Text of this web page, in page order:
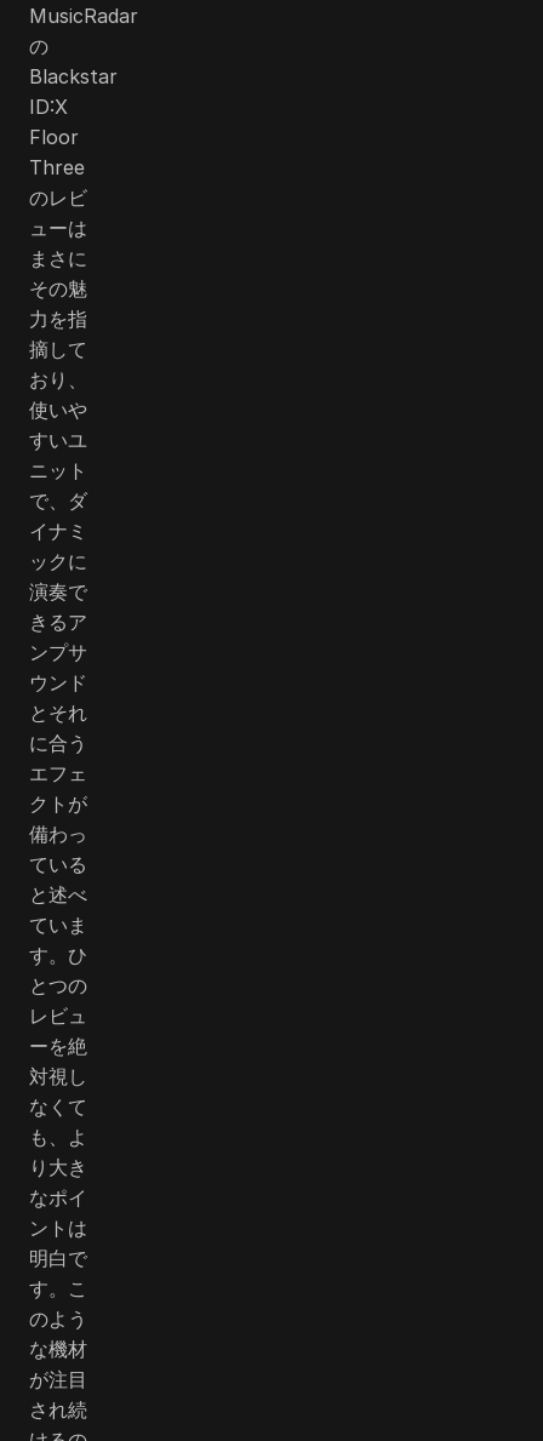
MusicRadar
の
Blackstar
ID:X
Floor
Three
のレビ
ューは
まさに
その魅
力を指
摘して
おり、
使いや
すいユ
ニット
で、ダ
イナミ
ックに
演奏で
きるア
ンプサ
ウンド
とそれ
に合う
エフェ
クトが
備わっ
ている
と述べ
ていま
す。ひ
とつの
レビュ
ーを絶
対視し
なくて
も、よ
り大き
なポイ
ントは
明白で
す。こ
のよう
な機材
が注目
され続